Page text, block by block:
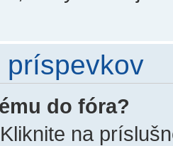
príspevkov
do fóra?
na